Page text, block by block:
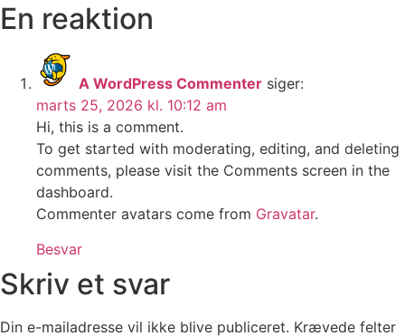
En reaktion
A WordPress Commenter siger:
marts 25, 2026 kl. 10:12 am
Hi, this is a comment.
To get started with moderating, editing, and deleting
comments, please visit the Comments screen in the
dashboard.
Commenter avatars come from Gravatar.
Besvar
Skriv et svar
Din e-mailadresse vil ikke blive publiceret. Krævede felter